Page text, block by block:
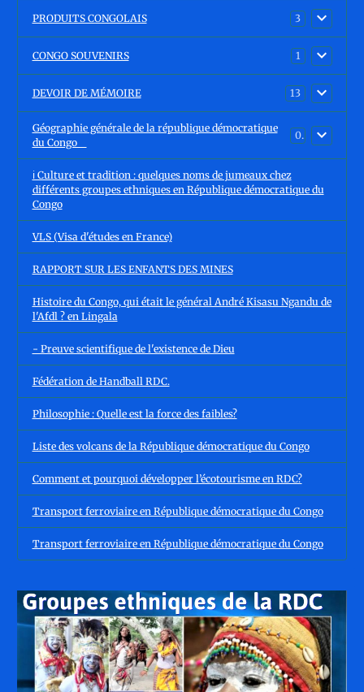
PRODUITS CONGOLAIS 3
CONGO SOUVENIRS 1
DEVOIR DE MÉMOIRE 13
Géographie générale de la république démocratique
du Congo
0
ℹ️ Culture et tradition : quelques noms de jumeaux chez
différents groupes ethniques en République démocratique du
Congo
VLS (Visa d'études en France)
RAPPORT SUR LES ENFANTS DES MINES
Histoire du Congo, qui était le général André Kisasu Ngandu de
l'Afdl ? en Lingala
- Preuve scientifique de l'existence de Dieu
Fédération de Handball RDC.
Philosophie : Quelle est la force des faibles?
Liste des volcans de la République démocratique du Congo
Comment et pourquoi développer l’écotourisme en RDC?
Transport ferroviaire en République démocratique du Congo
Transport ferroviaire en République démocratique du Congo